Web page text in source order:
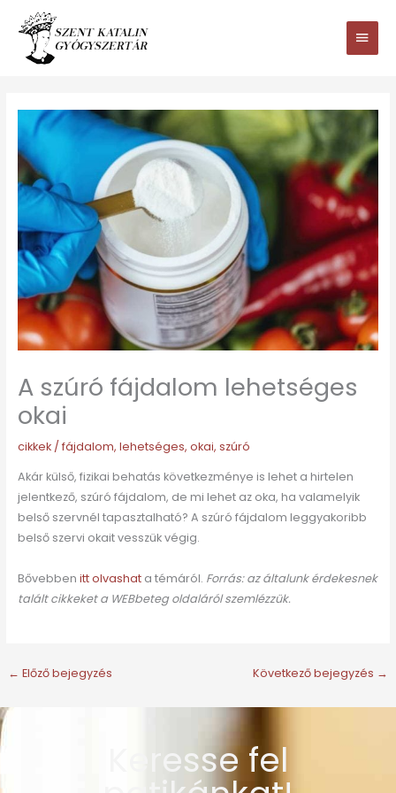
tartalomhoz
Main
Menu
A szúró fájdalom lehetséges
okai
cikkek/ fájdalom, lehetséges, okai, szúró
Akár külső, fizikai behatás következménye is lehet a hirtelen
jelentkező, szúró fájdalom, de mi lehet az oka, ha valamelyik
belső szervnél tapasztalható? A szúró fájdalom leggyakoribb
belső szervi okait vesszük végig.
Bővebben itt olvashat a témáról. Forrás: az általunk érdekesnek
talált cikkeket a WEBbeteg oldaláról szemlézzük.
← Előző bejegyzés Következő bejegyzés →
Keresse fel